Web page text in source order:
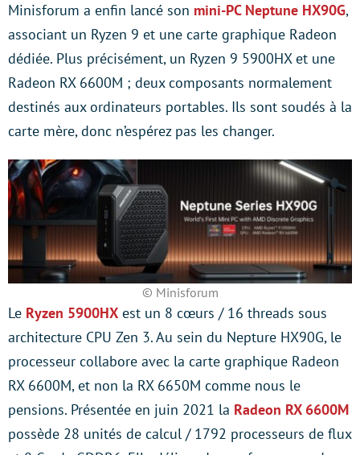
Minisforum a enfin lancé son mini-PC Neptune HX90G,
associant un Ryzen 9 et une carte graphique Radeon
dédiée. Plus précisément, un Ryzen 9 5900HX et une
Radeon RX 6600M ; deux composants normalement
destinés aux ordinateurs portables. Ils sont soudés à la
carte mère, donc n’espérez pas les changer.
© Minisforum
Le Ryzen 5900HX est un 8 cœurs / 16 threads sous
architecture CPU Zen 3. Au sein du Nepture HX90G, le
processeur collabore avec la carte graphique Radeon
RX 6600M, et non la RX 6650M comme nous le
pensions. Présentée en juin 2021 la Radeon RX 6600M
possède 28 unités de calcul / 1792 processeurs de flux